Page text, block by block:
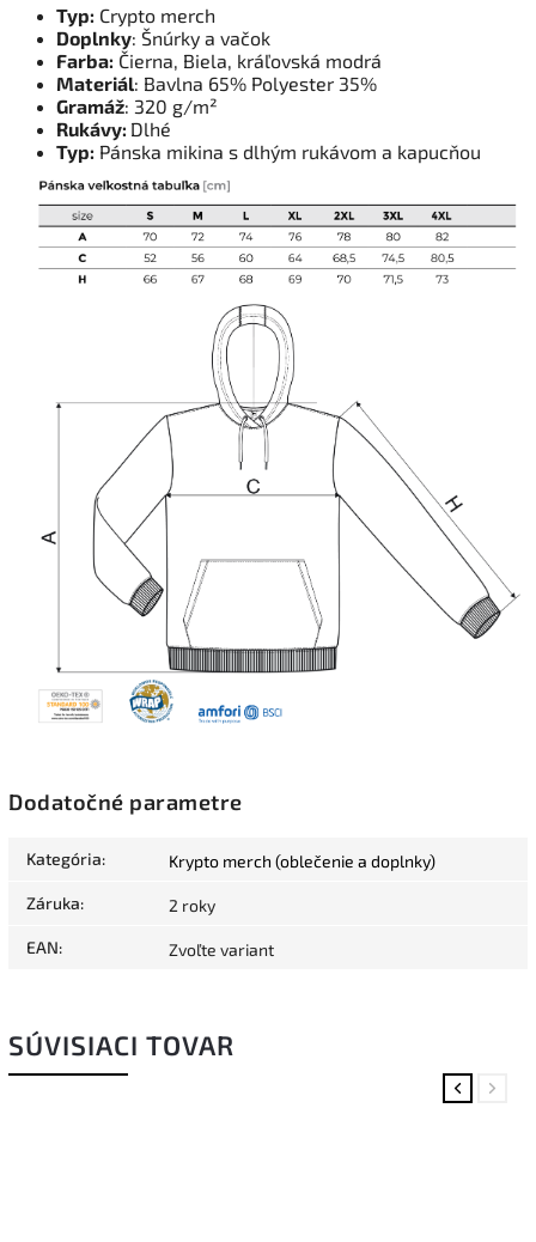
Typ: Crypto merch
Doplnky: Šnúrky a vačok
Farba: Čierna, Biela, kráľovská modrá
Materiál: Bavlna 65% Polyester 35%
Gramáž: 320 g/m²
Rukávy: Dlhé
Typ: Pánska mikina s dlhým rukávom a kapucňou
Dodatočné parametre
Kategória: Krypto merch (oblečenie a doplnky)
Záruka: 2 roky
EAN: Zvoľte variant
SÚVISIACI TOVAR
Previous
Next